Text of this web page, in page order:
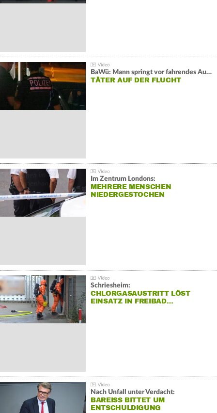
BaWü: Mann springt vor fahrendes Auto und schießt
TÄTER AUF DER FLUCHT
Im Zentrum Londons:
MEHRERE MENSCHEN
NIEDERGESTOCHEN
Schriesheim:
CHLORGASAUSTRITT LÖST
EINSATZ IN FREIBAD…
Nach Unfall unter Verdacht:
BAREISS BITTET UM E
NTSCHULDIGUNG